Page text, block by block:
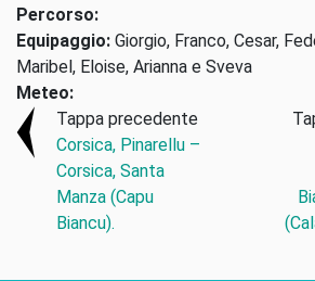
Percorso:
Equipaggio: Giorgio, Franco, Cesar,
Maribel, Eloise, Arianna e Sveva
Meteo:
Tappa precedente
Corsica, Pinarellu –
Corsica, Santa
Manza (Capu
Biancu).